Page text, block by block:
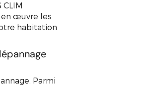
œuvre les
habitation
Parmi